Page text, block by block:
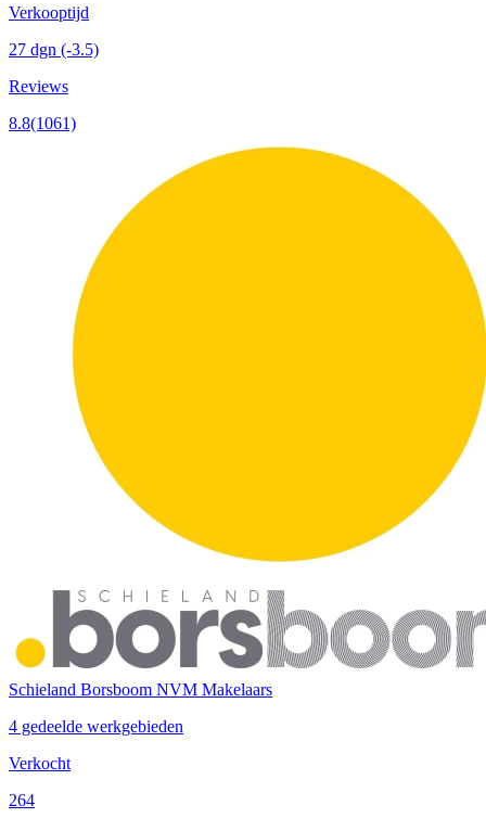
Verkooptijd
27 dgn (-3.5)
Reviews
8.8(1061)
Schieland Borsboom NVM Makelaars
4 gedeelde werkgebieden
Verkocht
264